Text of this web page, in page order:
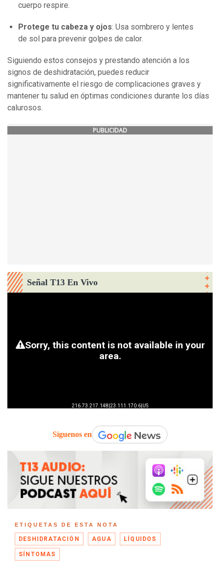
cuerpo respire.
Protege tu cabeza y ojos: Usa sombrero y lentes
de sol para prevenir golpes de calor.
Siguiendo estos consejos y prestando atención a los
signos de deshidratación, puedes reducir
significativamente el riesgo de complicaciones graves y
mantener tu salud en óptimas condiciones durante los días
calurosos.
PUBLICIDAD
Señal T13 En Vivo
Síguenos en
ETIQUETAS DE ESTA NOTA
DESHIDRATACIÓN AGUA LÍQUIDOS
SÍNTOMAS